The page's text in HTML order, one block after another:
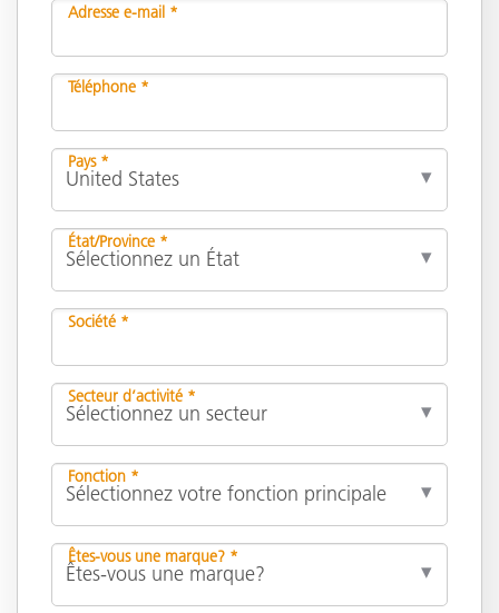
Adresse e-mail *
Téléphone *
Pays *
État/Province *
Société *
Secteur d’activité *
Fonction *
Êtes-vous une marque? *